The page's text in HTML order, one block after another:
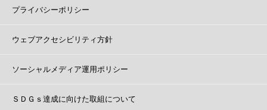
プライバシーポリシー
ウェブアクセシビリティ方針
ソーシャルメディア運用ポリシー
ＳＤＧｓ達成に向けた取組について